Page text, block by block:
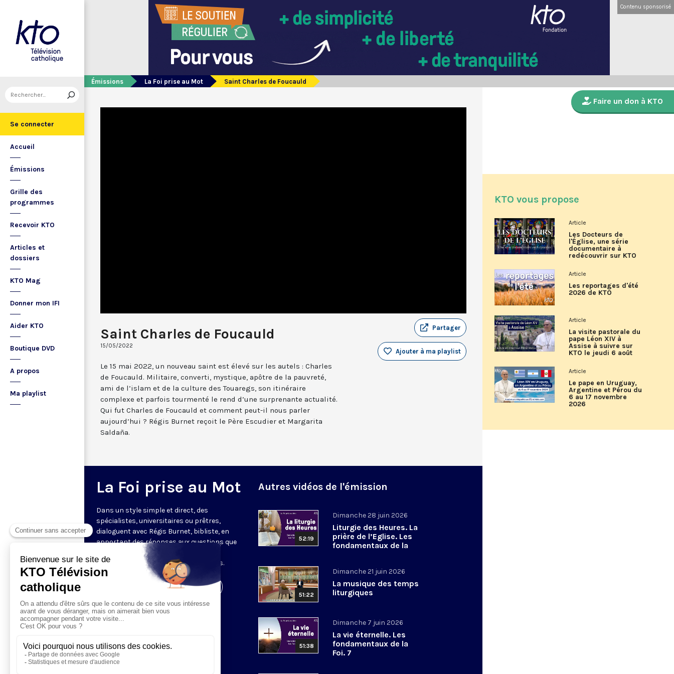
Se connecter
Accueil
Émissions
Grille des
programmes
Recevoir KTO
Articles et
dossiers
KTO Mag
Donner mon IFI
Aider KTO
Boutique DVD
A propos
Ma playlist
Contenu sponsorisé
Émissions La Foi prise au Mot Saint Charles de Foucauld
Saint Charles de Foucauld
15/05/2022
Partager
Ajouter à ma playlist
Le 15 mai 2022, un nouveau saint est élevé sur les autels : Charles
de Foucauld. Militaire, converti, mystique, apôtre de la pauvreté,
ami de l’islam et de la culture des Touaregs, son itinéraire
complexe et parfois tourmenté le rend d’une surprenante actualité.
Qui fut Charles de Foucauld et comment peut-il nous parler
aujourd’hui ? Régis Burnet reçoit le Père Escudier et Margarita
Saldaña.
La Foi prise au Mot
Dans un style simple et direct, des
spécialistes, universitaires ou prêtres,
dialoguent avec Régis Burnet, bibliste, en
apportant des réponses aux questions que
nous pouvons nous poser sur la foi, la
liturgie, de grandes figures chrétiennes.
Visiter la page de l'émission
Autres vidéos de l'émission
52:19
Dimanche 28 juin 2026
Liturgie des Heures. La
prière de l’Eglise. Les
fondamentaux de la
51:22
Dimanche 21 juin 2026
La musique des temps
liturgiques
51:38
Dimanche 7 juin 2026
La vie éternelle. Les
fondamentaux de la
Foi. 7
Faire un don à KTO
KTO vous propose
Article
Les Docteurs de
l'Église, une série
documentaire à
redécouvrir sur KTO
Article
Les reportages d'été
2026 de KTO
Article
La visite pastorale du
pape Léon XIV à
Assise à suivre sur
KTO le jeudi 6 août
Article
Le pape en Uruguay,
Argentine et Pérou du
6 au 17 novembre
2026